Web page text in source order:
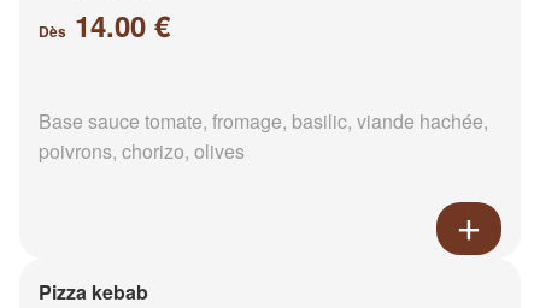
Dès 14.00 €
Base sauce tomate, fromage, basilic, viande hachée,
poivrons, chorizo, olives
Pizza kebab